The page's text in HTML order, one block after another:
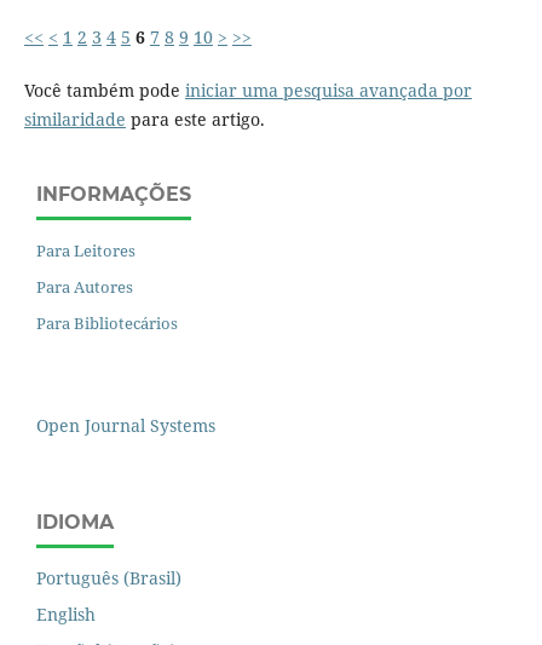
<< < 1 2 3 4 5 6 7 8 9 10 > >>
Você também pode iniciar uma pesquisa avançada por
similaridade para este artigo.
INFORMAÇÕES
Para Leitores
Para Autores
Para Bibliotecários
Open Journal Systems
IDIOMA
Português (Brasil)
English